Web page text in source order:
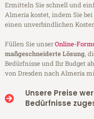
Ermitteln Sie schnell und
Almería kostet, indem Sie bei
einen unverbindlichen
Füllen Sie unserOnline-
maßgeschneiderte Lösung,
Bedürfnisse und Ihr Budget
von Dresden nach Almería
Unsere Preise
Bedürfnisse